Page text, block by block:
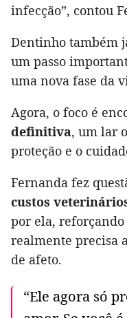
infecção”, contou
Dentinho também
um passo
uma nova fase da
Agora, o foco é
definitiva, um lar
proteção e o
Fernanda fez
custos
por ela,
realmente precisa
de afeto.
“Ele agora só